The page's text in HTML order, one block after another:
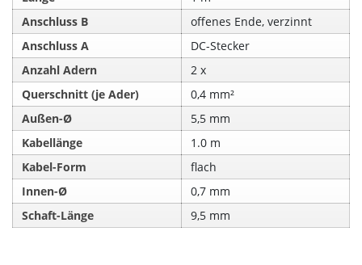
Anschluss B
offenes Ende, verzinnt
Anschluss A
DC-Stecker
Anzahl Adern
2 x
Querschnitt (je Ader)
0,4 mm²
Außen-Ø
5,5 mm
Kabellänge
1.0 m
Kabel-Form
flach
Innen-Ø
0,7 mm
Schaft-Länge
9,5 mm